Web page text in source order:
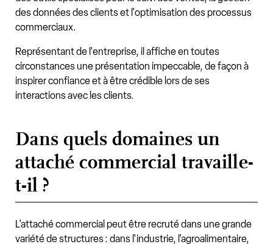
des données des clients et l'optimisation des processus
commerciaux.
Représentant de l'entreprise, il affiche en toutes
circonstances une présentation impeccable, de façon à
inspirer confiance et à être crédible lors de ses
interactions avec les clients.
Dans quels domaines un
attaché commercial travaille-
t-il ?
L'attaché commercial peut être recruté dans une grande
variété de structures : dans l'industrie, l'agroalimentaire,